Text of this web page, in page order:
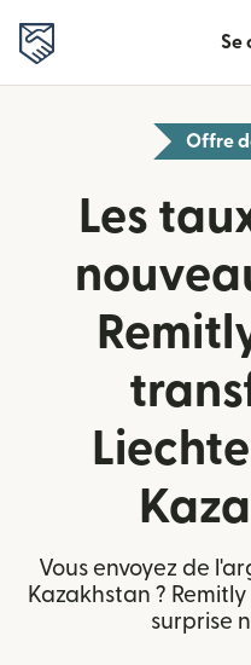
Se
Offre
Les
Vous envoyez de
Kazakhstan ?
surprise